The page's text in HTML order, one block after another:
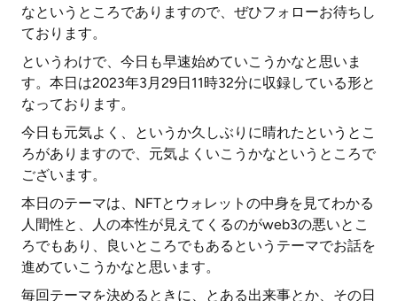
なというところでありますので、ぜひフォローお待ちし
ております。
というわけで、今日も早速始めていこうかなと思いま
す。本日は2023年3月29日11時32分に収録している形と
なっております。
今日も元気よく、というか久しぶりに晴れたというとこ
ろがありますので、元気よくいこうかなというところで
ございます。
本日のテーマは、NFTとウォレットの中身を見てわかる
人間性と、人の本性が見えてくるのがweb3の悪いとこ
ろでもあり、良いところでもあるというテーマでお話を
進めていこうかなと思います。
毎回テーマを決めるときに、とある出来事とか、その日